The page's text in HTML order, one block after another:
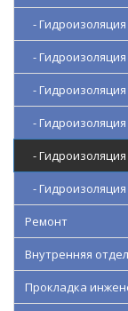
-
-
-
-
-
-
Ремонт
Внутренняя
Прокладка